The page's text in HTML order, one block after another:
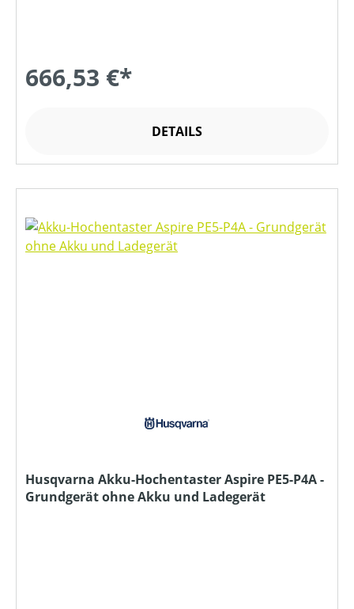
666,53 €*
DETAILS
Husqvarna Akku-Hochentaster Aspire PE5-P4A -
Grundgerät ohne Akku und Ladegerät